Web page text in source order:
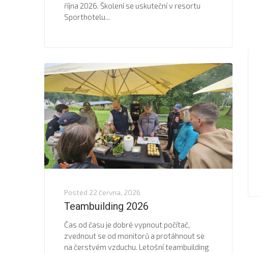
října 2026. Školení se uskuteční v resortu
Sporthotelu...
Posted 22 června, 2026
Teambuilding 2026
Čas od času je dobré vypnout počítač,
zvednout se od monitorů a protáhnout se
na čerstvém vzduchu. Letošní teambuilding